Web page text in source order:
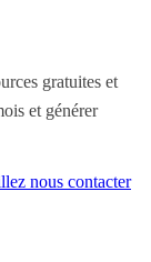
gratuites et
et générer
nous contacter